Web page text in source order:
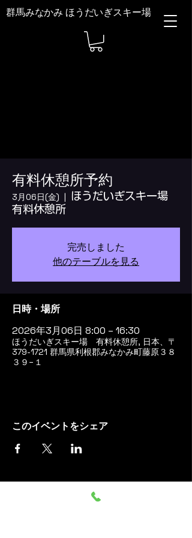
群馬みなかみ ほうだいぎスキー場
有料休憩所予約
3月06日(金)
  |
ほうだいぎスキー場
有料休憩所
完売しました
他のテーブルを見る
日時・場所
2026年3月06日 8:00 – 16:30
ほうだいぎスキー場 有料休憩所, 日本、〒
379-1721 群馬県利根郡みなかみ町藤原３８
３９−１
このイベントをシェア
群馬みなかみ ほうだいぎス